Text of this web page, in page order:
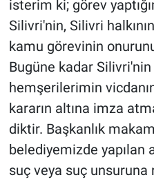
isterim ki; görev
Silivri'nin, Silivri
kamu görevinin
Bugüne kadar
hemşerilerimin
kararın altına imza
diktir. Başkanlık
belediyemizde
suç veya suç unsuruna